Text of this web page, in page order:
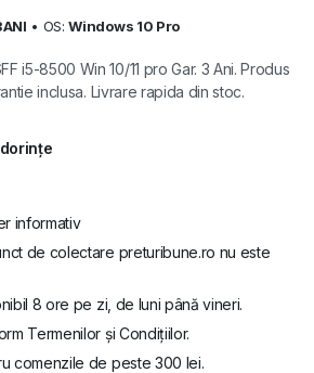
• OS:Windows 10 Pro
i5-8500 Win 10/11 pro Gar. 3 Ani. Produs
inclusa. Livrare rapida din stoc.
informativ
de colectare preturibune.ro nu este
8 ore pe zi, de luni până vineri.
Termenilor și Condițiilor.
comenzile de peste 300 lei.